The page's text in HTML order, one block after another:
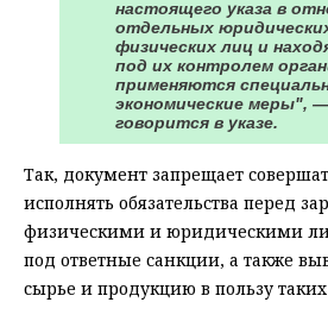
настоящего указа в
отдельных
физических лиц и
под их контролем
применяются
экономические меры", —
говорится в указе.
Так, документ запрещает
исполнять обязательства перед
физическими и юридическими
под ответные санкции, а также
сырье и продукцию в пользу